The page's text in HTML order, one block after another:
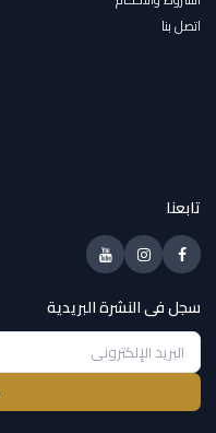
اتصل بنا
تابعنا
سجل فى النشرة البريدية